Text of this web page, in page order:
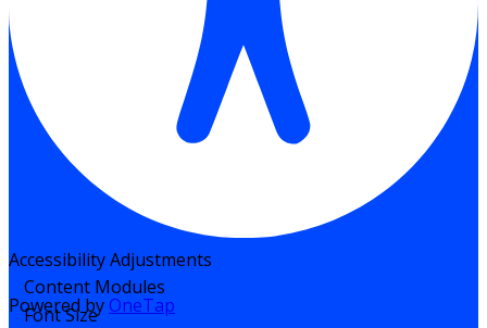
Accessibility Adjustments
Powered by OneTap
Content Modules
Font Size